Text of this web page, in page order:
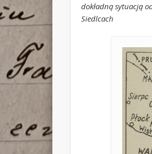
dokładną sytuacją
Siedlcach